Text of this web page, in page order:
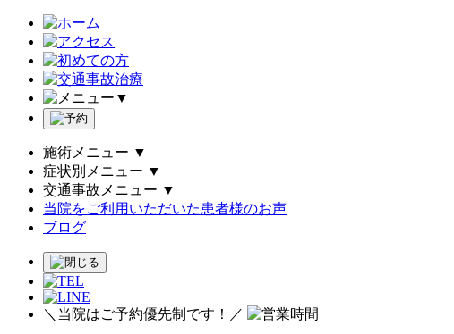
▼
施術メニュー ▼
症状別メニュー ▼
交通事故メニュー ▼
当院をご利用いただいた患者様のお声
ブログ
＼当院はご予約優先制です！／